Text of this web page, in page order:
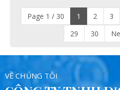
Page 1 / 30 1 2 3
29
30
VỀ CHÚNG TÔI